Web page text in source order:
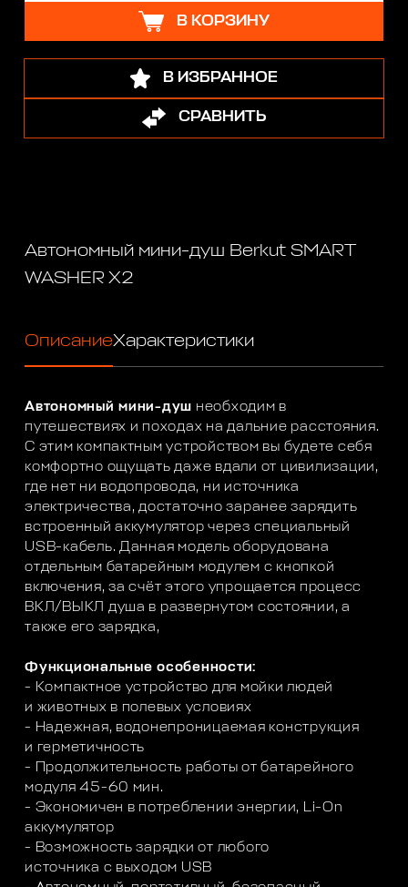
В КОРЗИНУ
В ИЗБРАННОЕ
СРАВНИТЬ
Автономный мини-душ Berkut SMART
WASHER X2
ОписаниеХарактеристики
Автономный мини-душ необходим в
путешествиях и походах на дальние расстояния.
С этим компактным устройством вы будете себя
комфортно ощущать даже вдали от цивилизации,
где нет ни водопровода, ни источника
электричества, достаточно заранее зарядить
встроенный аккумулятор через специальный
USB-кабель. Данная модель оборудована
отдельным батарейным модулем с кнопкой
включения, за счёт этого упрощается процесс
ВКЛ/ВЫКЛ душа в развернутом состоянии, а
также его зарядка,
Функциональные особенности:
- Компактное устройство для мойки людей
и животных в полевых условиях
- Надежная, водонепроницаемая конструкция
и герметичность
- Продолжительность работы от батарейного
модуля 45-60 мин.
- Экономичен в потреблении энергии, Li-On
аккумулятор
- Возможность зарядки от любого
источника с выходом USB